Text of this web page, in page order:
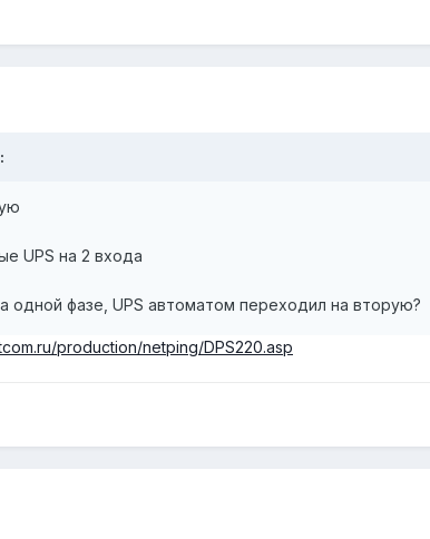
UPS на 2 входа
одной фазе, UPS автоматом переходил на вторую?
production/netping/DPS220.asp